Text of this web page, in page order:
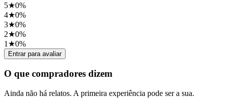
5★0%
4★0%
3★0%
2★0%
1 ★0%
Entrar para avaliar
O que compradores dizem
Ainda não há relatos. A primeira experiência pode ser a sua.